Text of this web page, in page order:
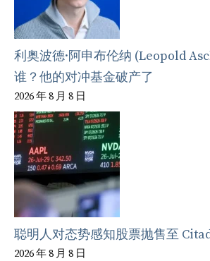
利奥波德·阿申布伦纳 (Leopold
谁？他的对冲基金破产了
2026 年 8 月 8 日
聪明人对态势感知股票抛售至
2026 年 8 月 8 日